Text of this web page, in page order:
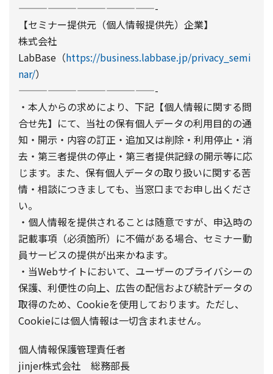
——————————————-
【セミナー提供元（個人情報提供先）企業】
株式会社
LabBase（https://business.labbase.jp/privacy_semi
nar/）
——————————————-
・本人からの求めにより、下記【個人情報に関する問
合せ先】にて、当社の保有個人データの利用目的の通
知・開示・内容の訂正・追加又は削除・利用停止・消
去・第三者提供の停止・第三者提供記録の開示等に応
じます。また、保有個人データの取り扱いに関する苦
情・相談につきましても、当窓口までお申し出くださ
い。
・個人情報を提供されることは随意ですが、申込時の
記載事項（必須箇所）に不備がある場合、セミナー動
員サービスの提供が出来かねます。
・当Webサイトにおいて、ユーザーのプライバシーの
保護、利便性の向上、広告の配信および統計データの
取得のため、Cookieを使用しております。ただし、
Cookieには個人情報は一切含まれません。
個人情報保護管理責任者
jinjer株式会社 総務部長